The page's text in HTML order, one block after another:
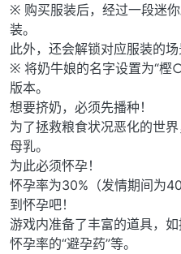
※ 购买服装后，经过一段迷
装。
此外，还会解锁对应服装的场
※ 将奶牛娘的名字设置为“樫
版本。
想要挤奶，必须先播种！
为了拯救粮食状况恶化的世
母乳。
为此必须怀孕！
怀孕率为30%（发情期间为
到怀孕吧！
游戏内准备了丰富的道具，
怀孕率的“避孕药”等。